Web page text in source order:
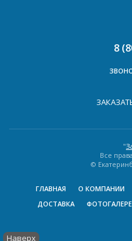
8
"
Все
©
ГЛАВНАЯ О КОМПАНИИ
ДОСТАВКА
Наверх